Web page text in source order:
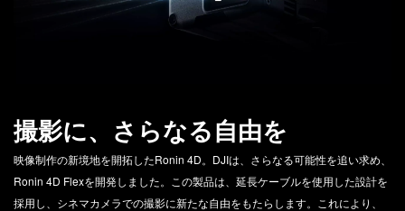
撮影に、 さらなる自由を
映像制作の新境地を開拓したRonin 4D。DJIは、さらなる可能性を追い求め、
Ronin 4D Flexを開発しました。この製品は、延長ケーブルを使用した設計を
採用し、シネマカメラでの撮影に新たな自由をもたらします。これにより、